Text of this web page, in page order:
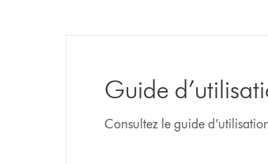
Guide
Consultez le guide